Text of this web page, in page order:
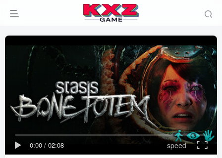
0:00 / 02:08 speed